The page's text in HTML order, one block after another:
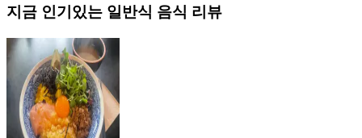
지금 인기있는 일반식 음식 리뷰